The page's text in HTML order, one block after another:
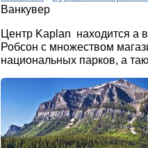
Ванкувер
Центр Kaplan находится а
Робсон с множеством
национальных парков, а